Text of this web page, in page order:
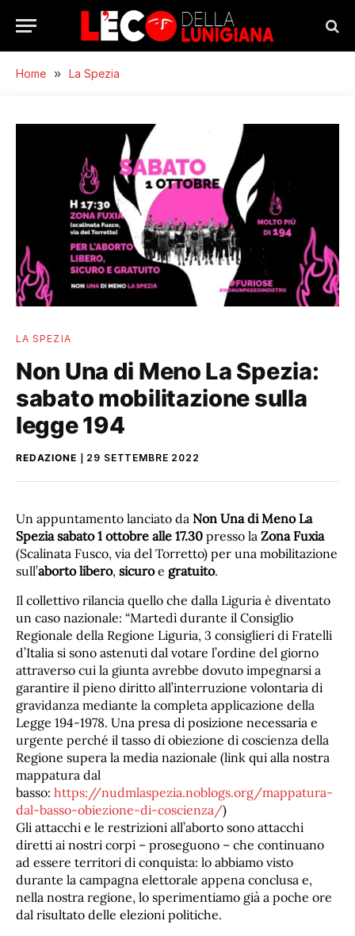
Home » La Spezia
LA SPEZIA
Non Una di Meno La Spezia:
sabato mobilitazione sulla
legge 194
REDAZIONE 29 SETTEMBRE 2022
Un appuntamento lanciato da Non Una di Meno La
Spezia sabato 1 ottobre alle 17.30 presso la Zona Fuxia
(Scalinata Fusco, via del Torretto) per una mobilitazione
sull’aborto libero, sicuroe gratuito.
Il collettivo rilancia quello che dalla Liguria è diventato
un caso nazionale: “Martedì durante il Consiglio
Regionale della Regione Liguria, 3 consiglieri di Fratelli
d’Italia si sono astenuti dal votare l’ordine del giorno
attraverso cui la giunta avrebbe dovuto impegnarsi a
garantire il pieno diritto all’interruzione volontaria di
gravidanza mediante la completa applicazione della
Legge 194-1978. Una presa di posizione necessaria e
urgente perché il tasso di obiezione di coscienza della
Regione supera la media nazionale (link qui alla nostra
mappatura dal
basso: https://nudmlaspezia.noblogs.org/mappatura-
dal-basso-obiezione-di-coscienza/)
Gli attacchi e le restrizioni all’aborto sono attacchi
diretti ai nostri corpi – proseguono – che continuano
ad essere territori di conquista: lo abbiamo visto
durante la campagna elettorale appena conclusa e,
nella nostra regione, lo sperimentiamo già a poche ore
dal risultato delle elezioni politiche.